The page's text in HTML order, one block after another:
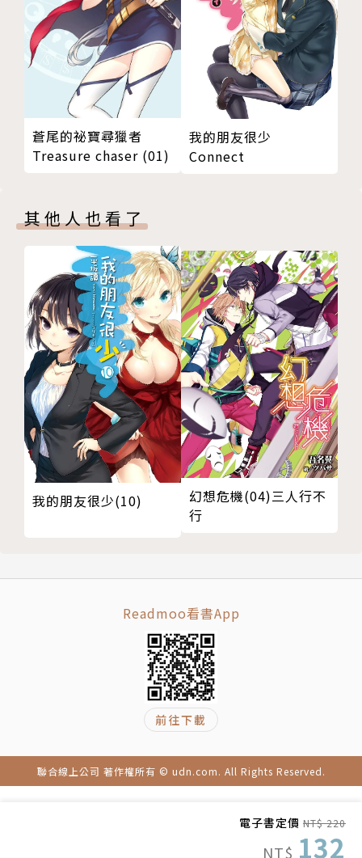
電子書定價 NT$ 220
NT$ 132
畫圖滿久了但還是個新米畫師的moriki。
有接過小型企劃的邀稿、可口可樂的品牌宣傳，
也有繪製過非日系風格的插圖委託。
平常較常在畫同人，不過因為畫圖速度很慢所以產量不
期望以後能加入更多精彩的個人經歷。
希望大家會喜歡我的圖。
蒼尾的祕寶尋獵者
Treasure chaser (01)
我的朋友很少
Connect
其他人也看了
我的朋友很少(10)
幻想危機(04)三人行不
行
Readmoo看書App
前往下載
聯合線上公司 著作權所有 © udn.com. All Rights Reserved.